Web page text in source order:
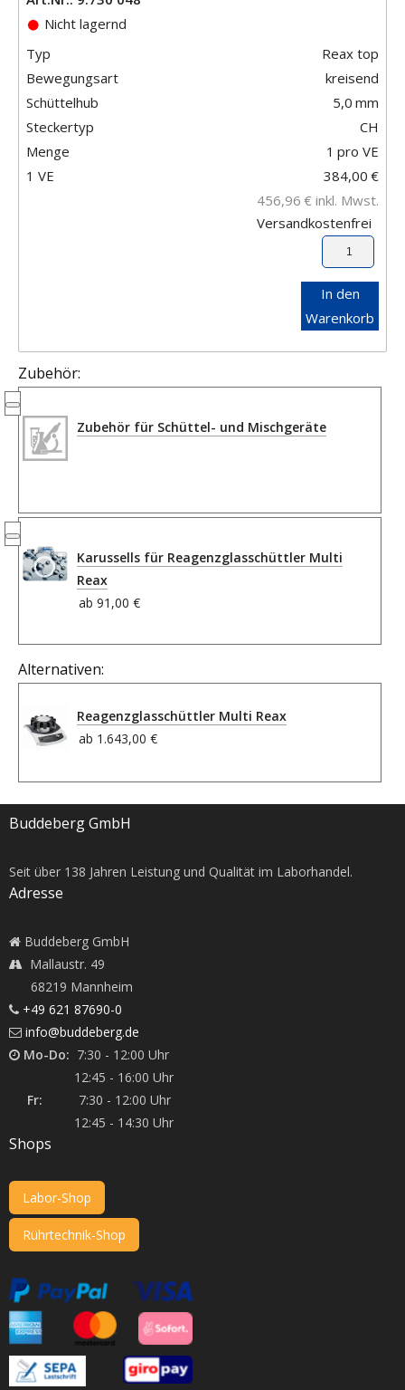
Nicht lagernd
Typ
Reax top
Bewegungsart
kreisend
Schüttelhub
5,0 mm
Steckertyp
CH
Menge
1 pro VE
1 VE
384,00 €
456,96 € inkl. Mwst.
Versandkostenfrei
In den
Warenkorb
Zubehör:
Zubehör für Schüttel- und Mischgeräte
Karussells für Reagenzglasschüttler Multi
Reax
ab 91,00 €
Alternativen:
Reagenzglasschüttler Multi Reax
ab 1.643,00 €
Buddeberg GmbH
Seit über 138 Jahren Leistung und Qualität im Laborhandel.
Adresse
Buddeberg GmbH
Mallaustr. 49
68219 Mannheim
+49 621 87690-0
info@buddeberg.de
Mo-Do: 7:30 - 12:00 Uhr
12:45 - 16:00 Uhr
Fr: 7:30 - 12:00 Uhr
12:45 - 14:30 Uhr
Shops
Labor-Shop
Rührtechnik-Shop